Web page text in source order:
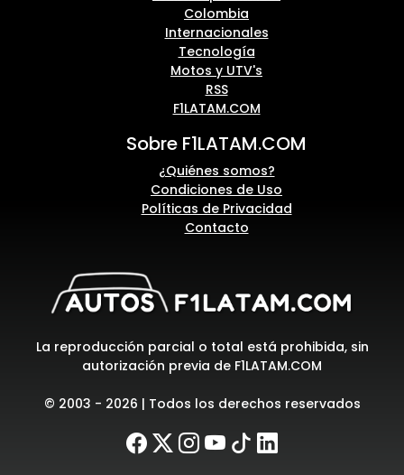
Colombia
Internacionales
Tecnología
Motos y UTV's
RSS
F1LATAM.COM
Sobre F1LATAM.COM
¿Quiénes somos?
Condiciones de Uso
Políticas de Privacidad
Contacto
La reproducción parcial o total está prohibida, sin
autorización previa de F1LATAM.COM
© 2003 - 2026 | Todos los derechos reservados